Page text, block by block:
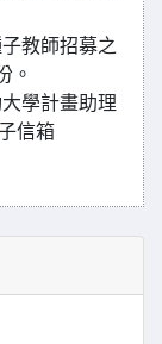
教師招募之
。
學計畫助理
信箱